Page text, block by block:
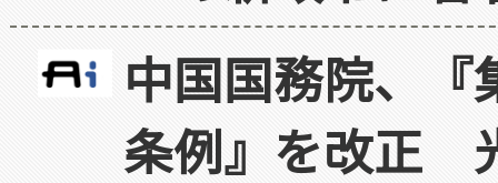
中国国務院、
条例』を改正